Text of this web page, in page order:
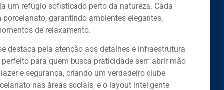
um refúgio sofisticado perto da natureza. Cada
garantindo ambientes elegantes,
de relaxamento.
destaca pela atenção aos detalhes e infraestrutura
para quem busca praticidade sem abrir mão
e segurança, criando um verdadeiro clube
nas áreas sociais, e o layout inteligente